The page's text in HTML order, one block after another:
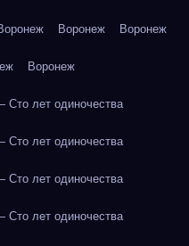
Воронеж Воронеж
Воронеж
Сто лет одиночества
Сто лет одиночества
Сто лет одиночества
Сто лет одиночества